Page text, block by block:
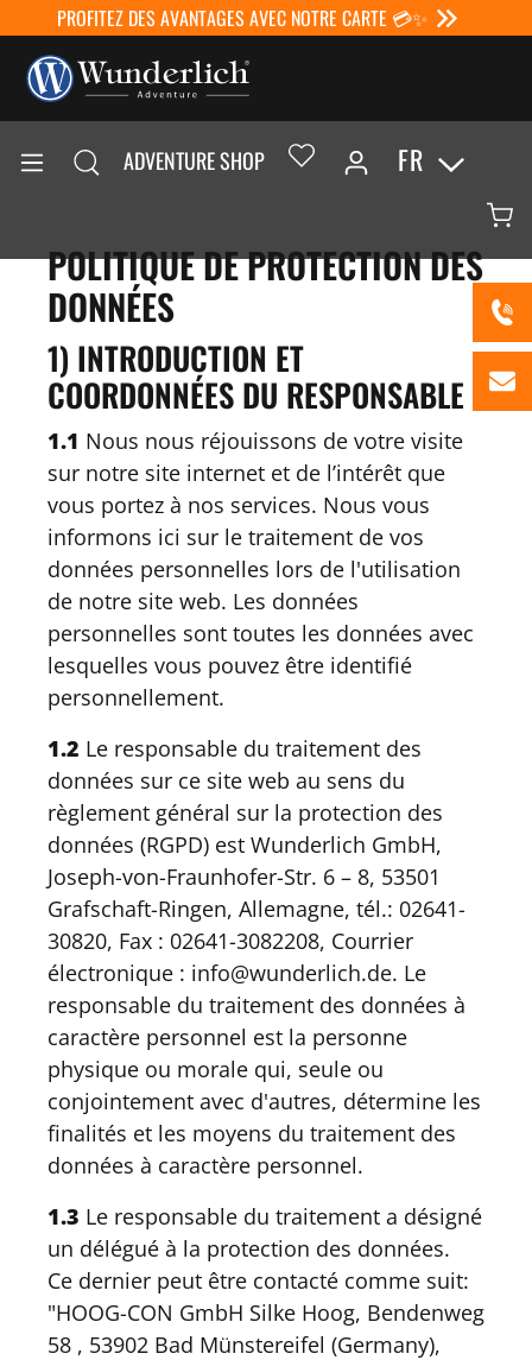
PROFITEZ DES AVANTAGES AVEC NOTRE CARTE 💳✨
ADVENTURE SHOP FR
POLITIQUE DE PROTECTION DES
DONNÉES
1) INTRODUCTION ET
COORDONNÉES DU RESPONSABLE
1.1 Nous nous réjouissons de votre visite
sur notre site internet et de l’intérêt que
vous portez à nos services. Nous vous
informons ici sur le traitement de vos
données personnelles lors de l'utilisation
de notre site web. Les données
personnelles sont toutes les données avec
lesquelles vous pouvez être identifié
personnellement.
1.2 Le responsable du traitement des
données sur ce site web au sens du
règlement général sur la protection des
données (RGPD) est Wunderlich GmbH,
Joseph-von-Fraunhofer-Str. 6 – 8, 53501
Grafschaft-Ringen, Allemagne, tél.: 02641-
30820, Fax : 02641-3082208, Courrier
électronique : info@wunderlich.de. Le
responsable du traitement des données à
caractère personnel est la personne
physique ou morale qui, seule ou
conjointement avec d'autres, détermine les
finalités et les moyens du traitement des
données à caractère personnel.
1.3 Le responsable du traitement a désigné
un délégué à la protection des données.
Ce dernier peut être contacté comme suit:
"HOOG-CON GmbH Silke Hoog, Bendenweg
58 , 53902 Bad Münstereifel (Germany),